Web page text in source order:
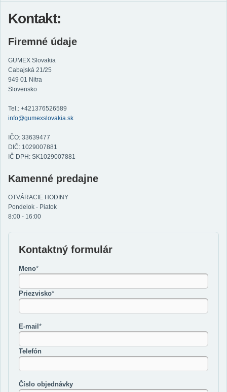
Kontakt:
Firemné údaje
GUMEX Slovakia
Cabajská 21/25
949 01 Nitra
Slovensko
Tel.: +421376526589
info@gumexslovakia.sk
IČO: 33639477
DIČ: 1029007881
IČ DPH: SK1029007881
Kamenné predajne
OTVÁRACIE HODINY
Pondelok - Piatok
8:00 - 16:00
Kontaktný formulár
Meno*
Priezvisko*
E-mail*
Telefón
Číslo objednávky